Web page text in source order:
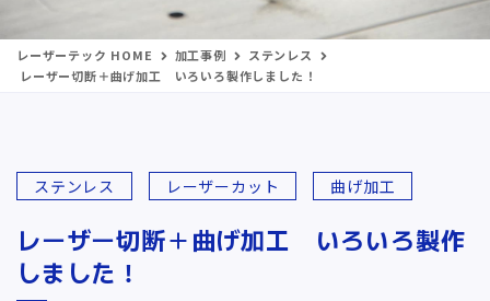
レーザーテック HOME 加工事例
ステンレス
レーザー切断＋曲げ加工 いろいろ製作しました！
ステンレス レーザーカット 曲げ加工
レーザー切断＋曲げ加工 いろいろ製作
しました！